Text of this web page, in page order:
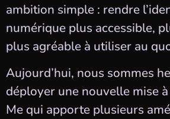
ambition simple : rendre
numérique plus accessible,
plus agréable à utiliser au
Aujourd’hui, nous sommes
déployer une nouvelle mise
Me qui apporte plusieurs